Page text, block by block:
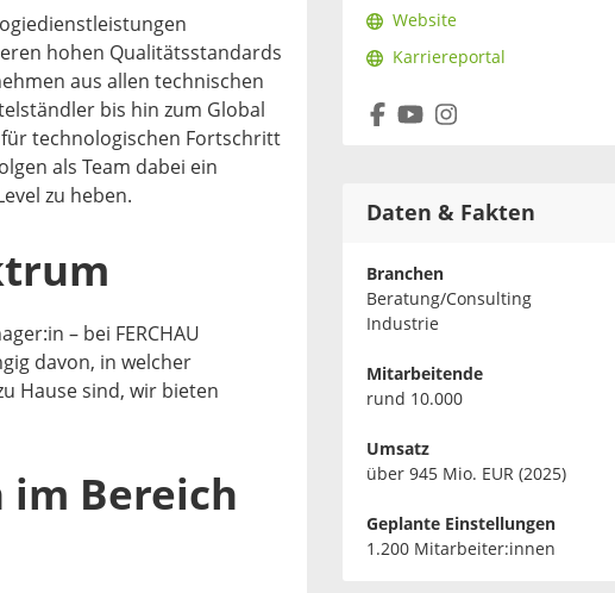
hohen Qualitätsstandards
aus allen technischen
bis hin zum Global
technologischen Fortschritt
als Team dabei ein
zu heben.
– bei FERCHAU
davon, in welcher
Hause sind, wir bieten
Bereich
Website
Karriereportal
Daten & Fakten
Branchen
Beratung/Consulting
Industrie
Mitarbeitende
rund 10.000
Umsatz
über 945 Mio. EUR (2025)
Geplante Einstellungen
1.200 Mitarbeiter:innen